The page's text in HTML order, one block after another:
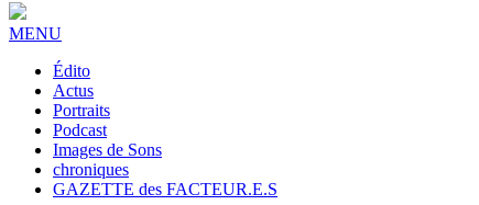
MENU
Édito
Actus
Portraits
Podcast
Images de Sons
chroniques
GAZETTE des FACTEUR.E.S